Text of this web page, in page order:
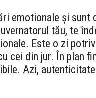
emotionale și sunt
tău, te
Este o zi
cei din jur. În plan
Azi,